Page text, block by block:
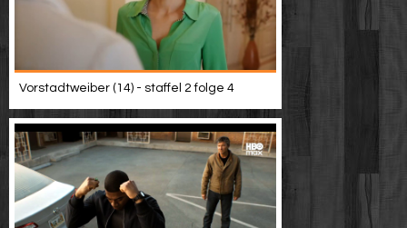
Vorstadtweiber (14) - staffel 2 folge 4